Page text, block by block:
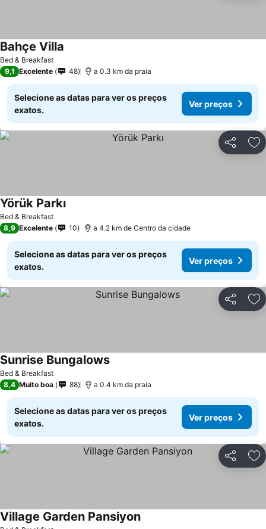
Bed & Breakfast
Bahçe Villa
9,1 Excelente 48 a 0.3 km da praia
Selecione as datas para ver os preços
exatos.
Ver preços
Partilhar
Bed & Breakfast
Yörük ParkıVer preços
8,9 Excelente 10 a 4.2 km de Centro da cidade
Selecione as datas para ver os preços
exatos.
Ver preços
Partilhar
Bed & Breakfast
Sunrise BungalowsVer preços
8,4 Muito boa 88 a 0.4 km da praia
Selecione as datas para ver os preços
exatos.
Ver preços
Partilhar
Village Garden PansiyonVer preços